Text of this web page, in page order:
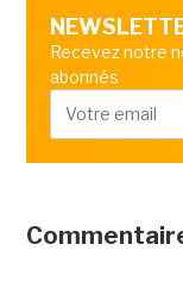
Recevez notre
abonnés